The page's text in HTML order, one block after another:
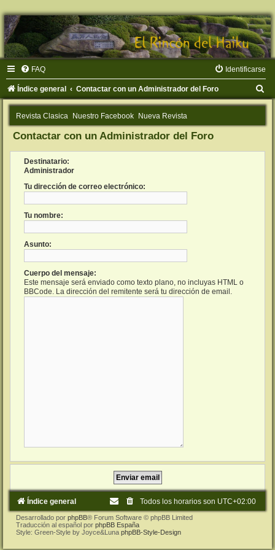
FAQ Identificarse
Índice general Contactar con un Administrador del Foro
u
Revista Clasica Nuestro Facebook Nueva Revista
Contactar con un Administrador del Foro
Destinatario:
Administrador
Tu dirección de correo electrónico:
Tu nombre:
Asunto:
Cuerpo del mensaje:
Este mensaje será enviado como texto plano, no incluyas HTML o
BBCode. La dirección del remitente será tu dirección de email.
Índice general Todos los horarios son UTC+02:00
Desarrollado por phpBB® Forum Software © phpBB Limited
Traducción al español por phpBB España
Style: Green-Style by Joyce&Luna phpBB-Style-Design